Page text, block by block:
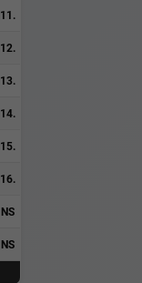
11.
12.
13.
14.
15.
16.
NS
NS